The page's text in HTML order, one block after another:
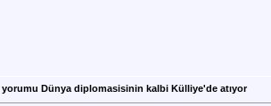
yorumu Dünya diplomasisinin kalbi Külliye'de atıyor